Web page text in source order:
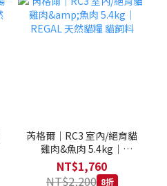
芮格爾｜RC3 室內/絕育貓
雞肉&魚肉 5.4kg｜
REGAL 天然貓糧 貓飼料
NT$1,760
NT$2,200 8折